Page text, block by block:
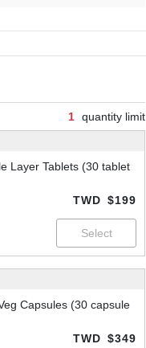
1 quantity limit
Layer Tablets (30 tablet
TWD $199
Capsules (30 capsule
TWD $349